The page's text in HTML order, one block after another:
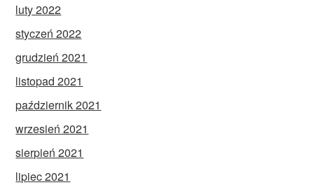
luty 2022
styczeń 2022
grudzień 2021
listopad 2021
październik 2021
wrzesień 2021
sierpień 2021
lipiec 2021